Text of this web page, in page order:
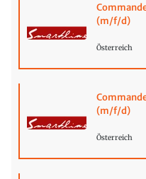
(m/f/d)
Österreich
(m/f/d)
Österreich